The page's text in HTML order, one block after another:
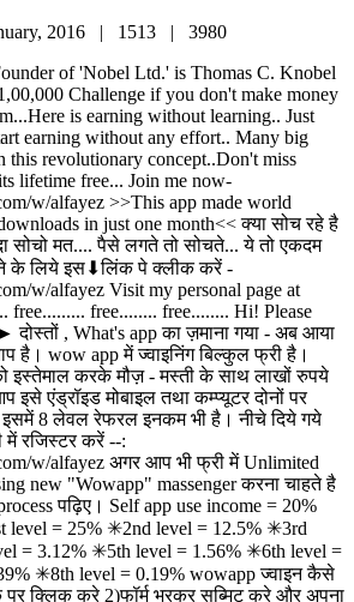
2016 | 1513 | 3980
of 'Nobel Ltd.' is Thomas C. Knobel
Challenge if you don't make money
is earning without learning.. Just
earning without any effort.. Many big
this revolutionary concept..Don't miss
lifetime free... Join me now-
w/alfayez >>This app made world
in just one month<< क्या सोच रहे है
सोचो मत.... पैसे लगते तो सोचते... ये तो एकदम
के लिये इस⬇लिंक पे क्लीक करें -
w/alfayez Visit my personal page at
free......... free........ free........ Hi! Please
, What's app का ज़माना गया - अब आया
है। wow app में ज्वाइनिंग बिल्कुल फ्री है।
इस्तेमाल करके मौज़ - मस्ती के साथ लाखों रुपये
एंड्रॉइड मोबाइल तथा कम्प्यूटर दोनों पर
8 लेवल रेफरल इनकम भी है। नीचे दिये गये
रजिस्टर करें --:
w/alfayez अगर आप भी फ्री में Unlimited
new "Wowapp" massenger करना चाहते है
पढ़िए। Self app use income = 20%
level = 25% ✳2nd level = 12.5% ✳3rd
= 3.12% ✳5th level = 1.56% ✳6th level =
✳8th level = 0.19% wowapp ज्वाइन कैसे
पर क्लिक करे 2)फॉर्म भरकर सब्मिट करे और अपना